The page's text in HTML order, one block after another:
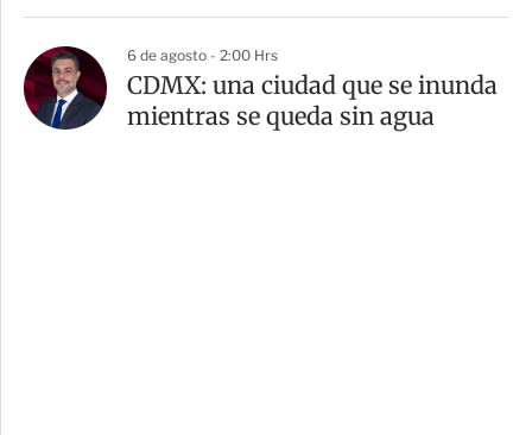
6 de agosto - 2:00 Hrs
CDMX: una ciudad que se inunda
mientras se queda sin agua